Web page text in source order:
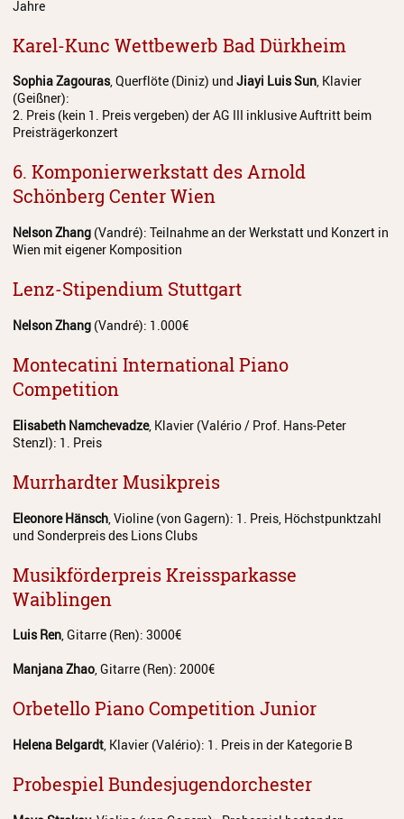
Jahre
Karel-Kunc Wettbewerb Bad Dürkheim
Sophia Zagouras, Querflöte (Diniz) und Jiayi Luis Sun, Klavier
(Geißner):
2. Preis (kein 1. Preis vergeben) der AG III inklusive Auftritt beim
Preisträgerkonzert
6. Komponierwerkstatt des Arnold
Schönberg Center Wien
Nelson Zhang (Vandré): Teilnahme an der Werkstatt und Konzert in
Wien mit eigener Komposition
Lenz-Stipendium Stuttgart
Nelson Zhang (Vandré): 1.000€
Montecatini International Piano
Competition
Elisabeth Namchevadze, Klavier (Valério / Prof. Hans-Peter
Stenzl): 1. Preis
Murrhardter Musikpreis
Eleonore Hänsch , Violine (von Gagern): 1. Preis, Höchstpunktzahl
und Sonderpreis des Lions Clubs
Musikförderpreis Kreissparkasse
Waiblingen
Luis Ren, Gitarre (Ren): 3000€
Manjana Zhao, Gitarre (Ren): 2000€
Orbetello Piano Competition Junior
Helena Belgardt, Klavier (Valério): 1. Preis in der Kategorie B
Probespiel Bundesjugendorchester